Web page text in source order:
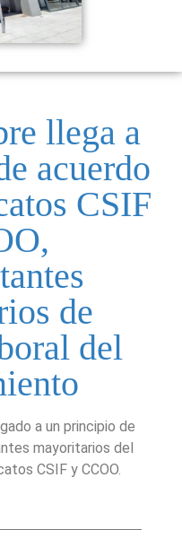
llega a
acuerdo
CSIF
de
del
a un principio de
mayoritarios del
CSIF y CCOO.